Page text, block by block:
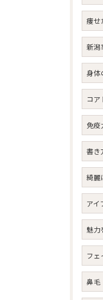
痩せ
新潟
身体
コア
免疫
書き
綺麗
アイ
魅力
フェ
鼻毛